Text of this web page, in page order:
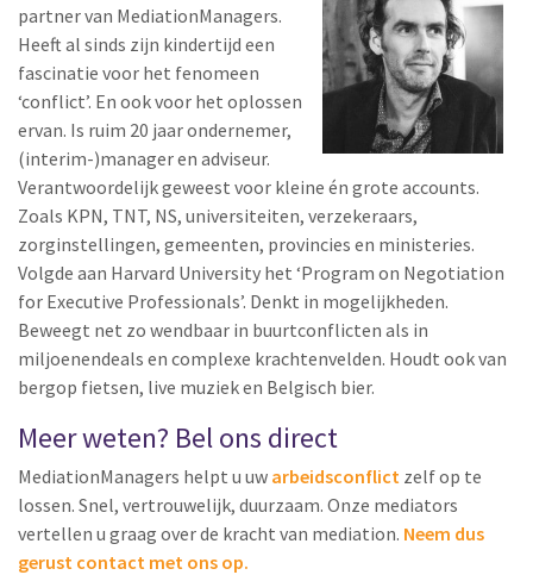
partner van MediationManagers.
Heeft al sinds zijn kindertijd een
fascinatie voor het fenomeen
‘conflict’. En ook voor het oplossen
ervan. Is ruim 20 jaar ondernemer,
(interim-)manager en adviseur.
Verantwoordelijk geweest voor kleine én grote accounts.
Zoals KPN, TNT, NS, universiteiten, verzekeraars,
zorginstellingen, gemeenten, provincies en ministeries.
Volgde aan Harvard University het ‘Program on Negotiation
for Executive Professionals’. Denkt in mogelijkheden.
Beweegt net zo wendbaar in buurtconflicten als in
miljoenendeals en complexe krachtenvelden. Houdt ook van
bergop fietsen, live muziek en Belgisch bier.
Meer weten? Bel ons direct
MediationManagers helpt u uw arbeidsconflict zelf op te
lossen. Snel, vertrouwelijk, duurzaam. Onze mediators
vertellen u graag over de kracht van mediation. Neem dus
gerust contact met ons op.